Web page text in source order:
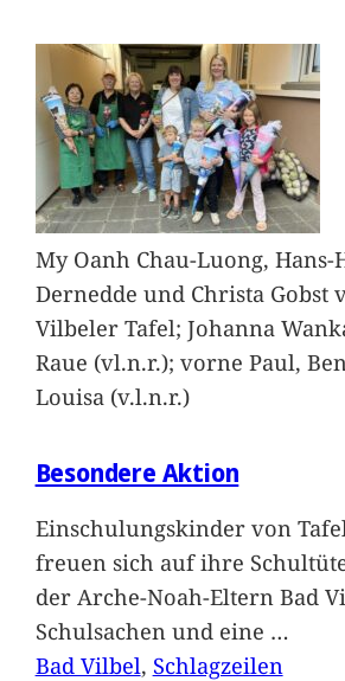
My Oanh Chau-Luong,
Dernedde und Christa Gobst
Vilbeler Tafel; Johanna
Raue (vl.n.r.); vorne Paul,
Louisa (v.l.n.r.)
Besondere Aktion
Einschulungskinder von
freuen sich auf ihre
der Arche-Noah-Eltern Bad
Schulsachen und eine …
Bad Vilbel, Schlagzeilen